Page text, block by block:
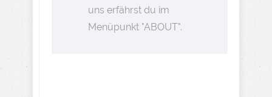
uns erfährst du im
Menüpunkt "ABOUT".